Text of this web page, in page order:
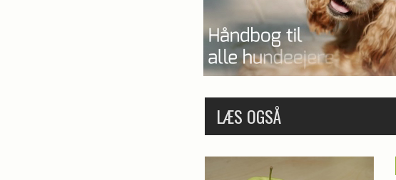
LÆS OGSÅ